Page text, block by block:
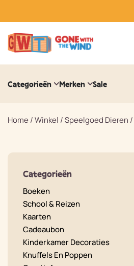
Categorieën Merken Sale
Home /Winkel /Speelgoed Dieren /
Categorieën
Boeken
School & Reizen
Kaarten
Cadeaubon
Kinderkamer Decoraties
Knuffels En Poppen